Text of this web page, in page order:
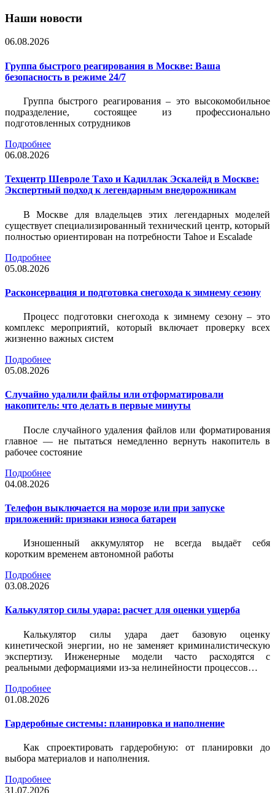
Наши новости
06.08.2026
Группа быстрого реагирования в Москве: Ваша
безопасность в режиме 24/7
Группа быстрого реагирования – это высокомобильное
подразделение, состоящее из профессионально
подготовленных сотрудников
Подробнее
06.08.2026
Техцентр Шевроле Тахо и Кадиллак Эскалейд в Москве:
Экспертный подход к легендарным внедорожникам
В Москве для владельцев этих легендарных моделей
существует специализированный технический центр, который
полностью ориентирован на потребности Tahoe и Escalade
Подробнее
05.08.2026
Расконсервация и подготовка снегохода к зимнему сезону
Процесс подготовки снегохода к зимнему сезону – это
комплекс мероприятий, который включает проверку всех
жизненно важных систем
Подробнее
05.08.2026
Случайно удалили файлы или отформатировали
накопитель: что делать в первые минуты
После случайного удаления файлов или форматирования
главное — не пытаться немедленно вернуть накопитель в
рабочее состояние
Подробнее
04.08.2026
Телефон выключается на морозе или при запуске
приложений: признаки износа батареи
Изношенный аккумулятор не всегда выдаёт себя
коротким временем автономной работы
Подробнее
03.08.2026
Калькулятор силы удара: расчет для оценки ущерба
Калькулятор силы удара дает базовую оценку
кинетической энергии, но не заменяет криминалистическую
экспертизу. Инженерные модели часто расходятся с
реальными деформациями из-за нелинейности процессов…
Подробнее
01.08.2026
Гардеробные системы: планировка и наполнение
Как спроектировать гардеробную: от планировки до
выбора материалов и наполнения.
Подробнее
31.07.2026